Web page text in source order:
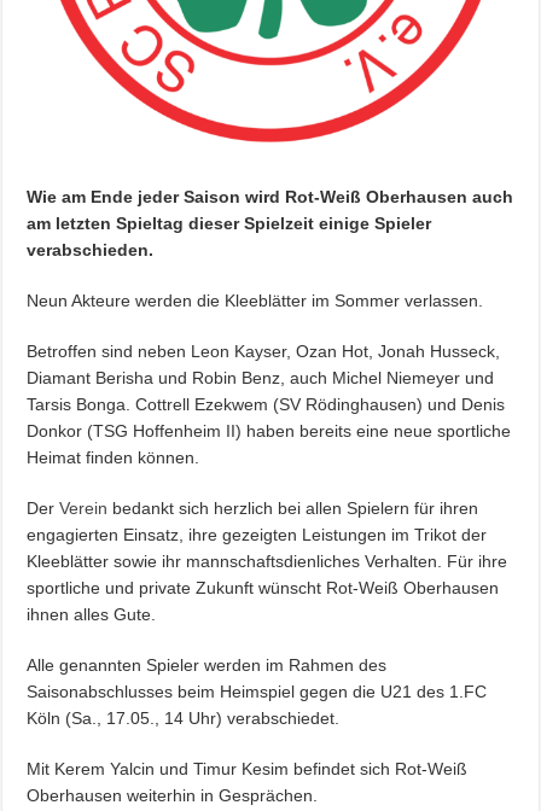
Wie am Ende jeder Saison wird Rot-Weiß Oberhausen auch
am letzten Spieltag dieser Spielzeit einige Spieler
verabschieden.
Neun Akteure werden die Kleeblätter im Sommer verlassen.
Betroffen sind neben Leon Kayser, Ozan Hot, Jonah Husseck,
Diamant Berisha und Robin Benz, auch Michel Niemeyer und
Tarsis Bonga. Cottrell Ezekwem (SV Rödinghausen) und Denis
Donkor (TSG Hoffenheim II) haben bereits eine neue sportliche
Heimat finden können.
DerVerein bedankt sich herzlich bei allen Spielern für ihren
engagierten Einsatz, ihre gezeigten Leistungen im Trikot der
Kleeblätter sowie ihr mannschaftsdienliches Verhalten. Für ihre
sportliche und private Zukunft wünscht Rot-Weiß Oberhausen
ihnen alles Gute.
Alle genannten Spieler werden im Rahmen des
Saisonabschlusses beim Heimspiel gegen die U21 des 1.FC
Köln (Sa., 17.05., 14 Uhr) verabschiedet.
Mit Kerem Yalcin und Timur Kesim befindet sich Rot-Weiß
Oberhausen weiterhin in Gesprächen.